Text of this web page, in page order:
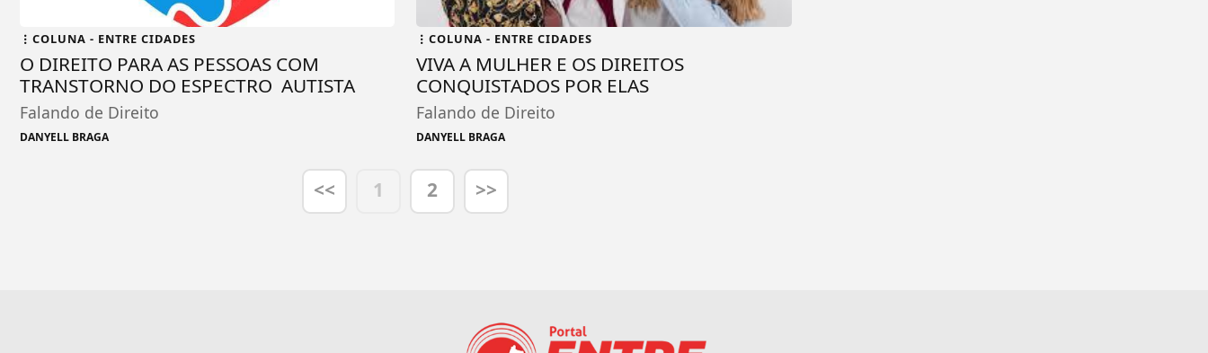
COLUNA - ENTRE CIDADES
O DIREITO PARA AS PESSOAS COM
TRANSTORNO DO ESPECTRO AUTISTA
Falando de Direito
DANYELL BRAGA
COLUNA - ENTRE CIDADES
VIVA A MULHER E OS DIREITOS
CONQUISTADOS POR ELAS
Falando de Direito
DANYELL BRAGA
<< 1 2 >>